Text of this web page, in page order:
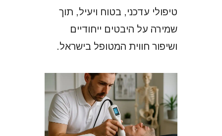
טיפולי עדכני, בטוח ויעיל, תוך
שמירה על היבטים ייחודיים
ושיפור חווית המטופל בישראל.